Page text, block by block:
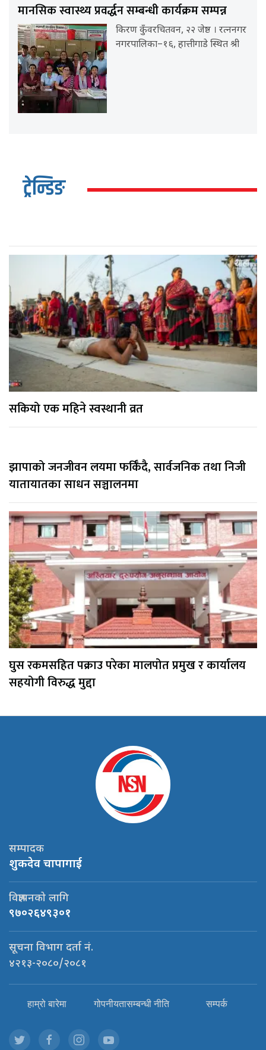
मानसिक स्वास्थ्य प्रवर्द्धन सम्बन्धी कार्यक्रम सम्पन्न
किरण कुँवरचितवन, २२ जेष्ठ । रत्ननगर
नगरपालिका–१६, हात्तीगाडे स्थित श्री
ट्रेन्डिङ
सकियो एक महिने स्वस्थानी व्रत
झापाको जनजीवन लयमा फर्किँदै, सार्वजनिक तथा निजी
यातायातका साधन सञ्चालनमा
घुस रकमसहित पक्राउ परेका मालपोत प्रमुख र कार्यालय
सहयोगी विरुद्ध मुद्दा
सम्पादक
शुकदेव चापागाई
विज्ञापनको लागि
९७०२६४९३०१
सूचना विभाग दर्ता नं.
४२१३-२०८०/२०८१
हाम्रो बारेमा गोपनीयतासम्बन्धी नीति सम्पर्क